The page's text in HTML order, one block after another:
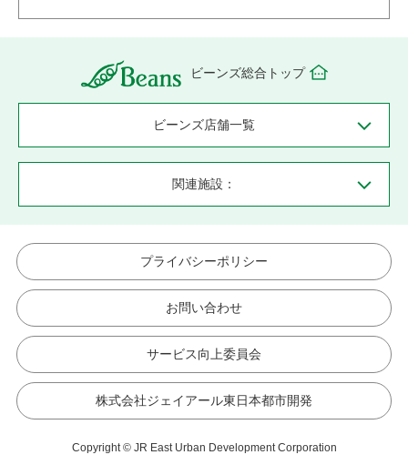
ビーンズ総合トップ
ビーンズ店舗一覧
関連施設：
プライバシーポリシー
お問い合わせ
サービス向上委員会
株式会社ジェイアール東日本都市開発
Copyright © JR East Urban Development Corporation